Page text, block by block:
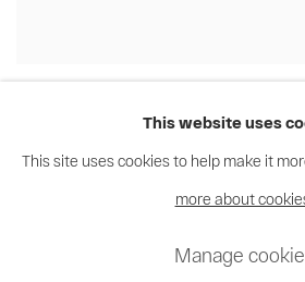
Site by Artlogic
This website uses
This site uses cookies to help make it
more about
Manage